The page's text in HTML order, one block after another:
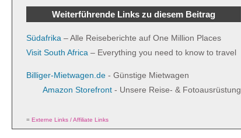
Weiterführende Links zu diesem Beitrag
Südafrika– Alle Reiseberichte auf One Million Places
Visit South Africa– Everything you need to know to travel
Billiger-Mietwagen.de- Günstige Mietwagen
Amazon Storefront- Unsere Reise- & Fotoausrüstung
= Externe Links / Affiliate Links